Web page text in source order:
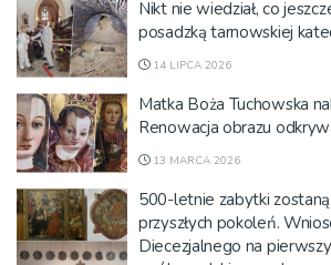
Nikt nie wiedział, co
posadzką tarnowskiej
14 LIPCA 2026
Matka Boża Tuchowska
Renowacja obrazu
13 MARCA 2026
500-letnie zabytki
przyszłych pokoleń.
Diecezjalnego na